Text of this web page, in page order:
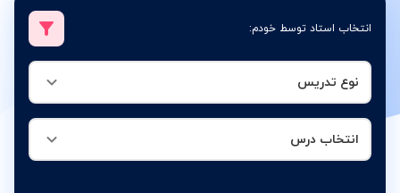
انتخاب استاد توسط خودم:
نوع تدریس
انتخاب درس